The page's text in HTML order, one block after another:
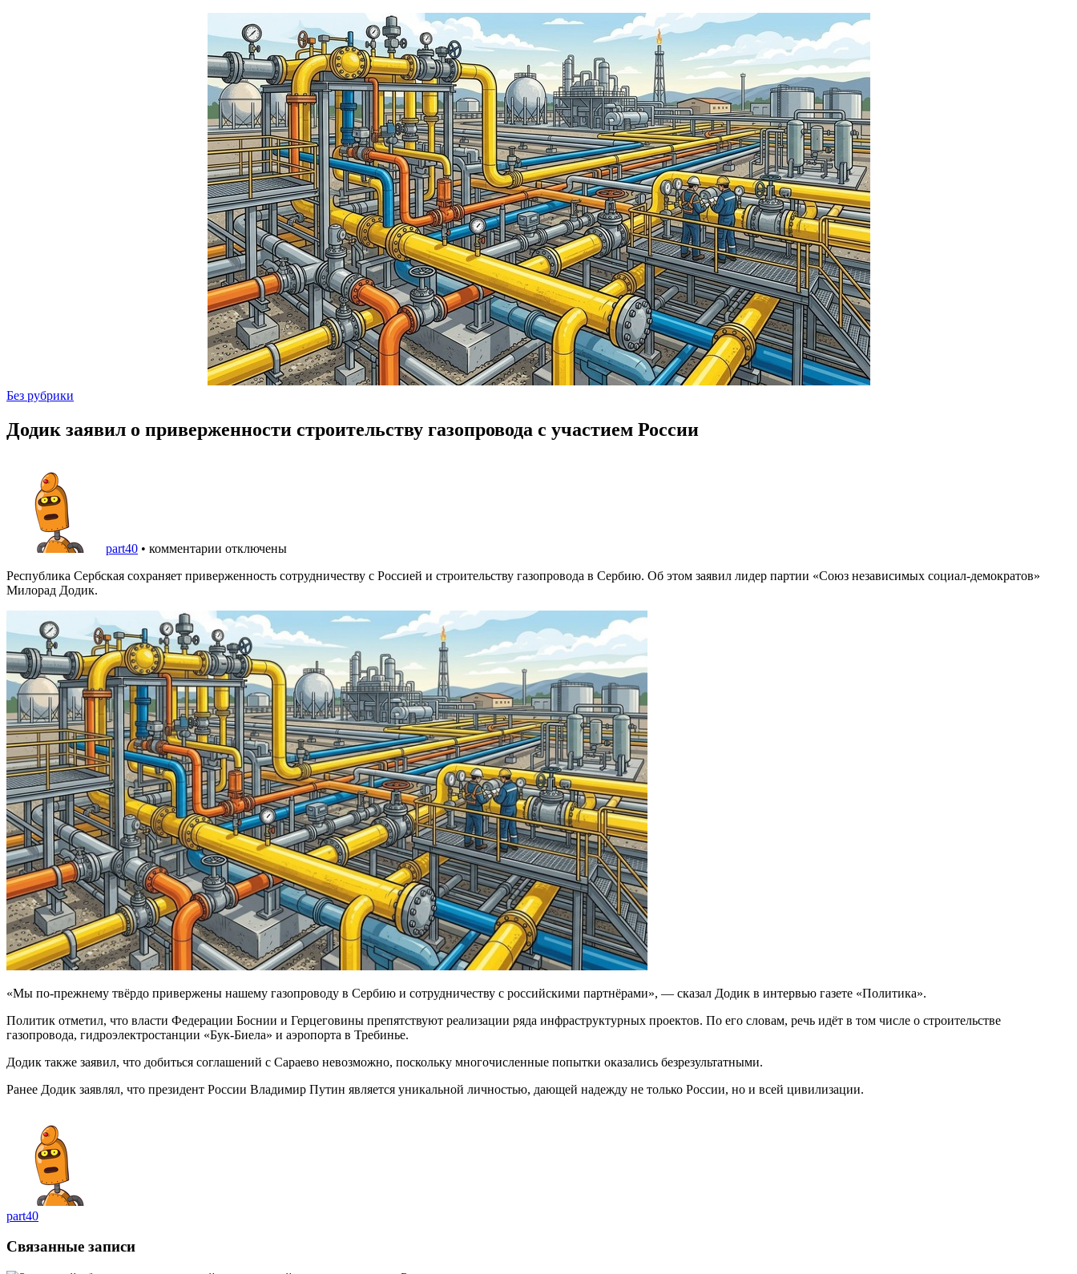
Без рубрики
Додик заявил о приверженности строительству газопровода с участием России
part40 • комментарии отключены
Республика Сербская сохраняет приверженность сотрудничеству с Россией и строительству газопровода в Сербию. Об этом заявил лидер партии «Союз независимых социал-демократов»
Милорад Додик.
«Мы по-прежнему твёрдо привержены нашему газопроводу в Сербию и сотрудничеству с российскими партнёрами», — сказал Додик в интервью газете «Политика».
Политик отметил, что власти Федерации Боснии и Герцеговины препятствуют реализации ряда инфраструктурных проектов. По его словам, речь идёт в том числе о строительстве
газопровода, гидроэлектростанции «Бук-Биела» и аэропорта в Требинье.
Додик также заявил, что добиться соглашений с Сараево невозможно, поскольку многочисленные попытки оказались безрезультатными.
Ранее Додик заявлял, что президент России Владимир Путин является уникальной личностью, дающей надежду не только России, но и всей цивилизации.
part40
Связанные записи